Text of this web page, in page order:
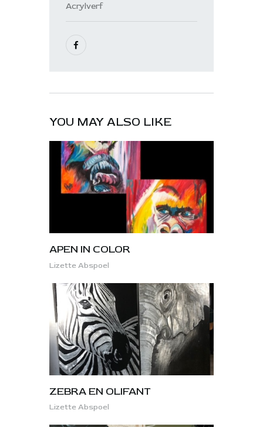
Acrylverf
YOU MAY ALSO LIKE
APEN IN COLOR
Lizette Abspoel
ZEBRA EN OLIFANT
Lizette Abspoel